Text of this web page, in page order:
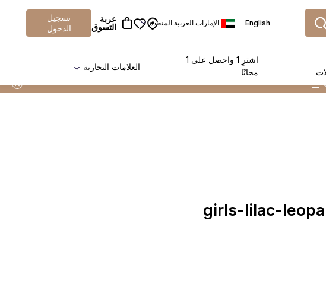
English الإمارات العربية المتحدة
عربة
التسوق
تسجيل
الدخول
اشترِ 1 واحصل على 1
مجانًا
العلامات التجارية
girls-lilac-